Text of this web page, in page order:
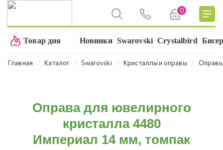
0
Товар дня Новинки Swarovski Crystalbird
Главная ⁄ Каталог ⁄ Swarovski ⁄ Кристаллы и оправы ⁄ Оправы
Оправа для ювелирного
кристалла 4480
Империал 14 мм, томпак